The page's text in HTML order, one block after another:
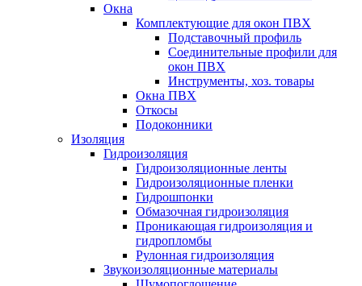
Окна
Комплектующие для окон ПВХ
Подставочный профиль
Соединительные профили для
окон ПВХ
Инструменты, хоз. товары
Окна ПВХ
Откосы
Подоконники
Изоляция
Гидроизоляция
Гидроизоляционные ленты
Гидроизоляционные пленки
Гидрошпонки
Обмазочная гидроизоляция
Проникающая гидроизоляция и
гидропломбы
Рулонная гидроизоляция
Звукоизоляционные материалы